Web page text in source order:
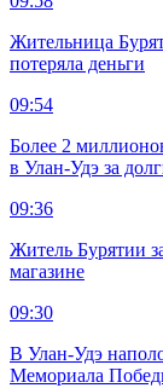
Жительница
потеряла деньги
09:54
Более 2
в Улан-Удэ за
09:36
Житель Бурятии
магазине
09:30
В Улан-Удэ
Мемориала